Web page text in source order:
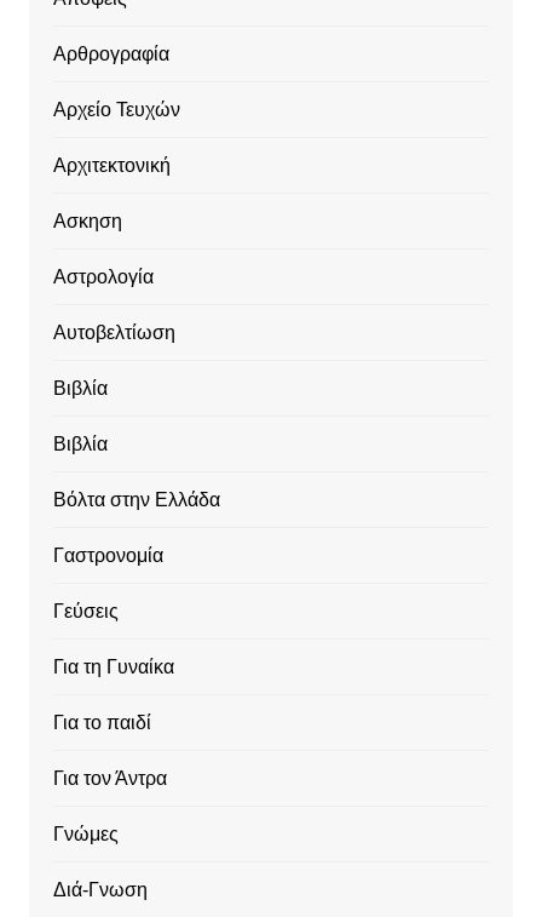
Αρθρογραφία
Αρχείο Τευχών
Αρχιτεκτονική
Ασκηση
Αστρολογία
Αυτοβελτίωση
Βιβλία
Βιβλία
Βόλτα στην Ελλάδα
Γαστρονομία
Γεύσεις
Για τη Γυναίκα
Για το παιδί
Για τον Άντρα
Γνώμες
Διά-Γνωση